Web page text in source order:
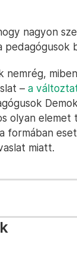
nagyon
pedagógusok
nemrég,
– a
olyan elemet
formában
miatt.